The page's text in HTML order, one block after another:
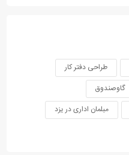
طراحی دفتر کار
گاوصندوق
مبلمان اداری در یزد